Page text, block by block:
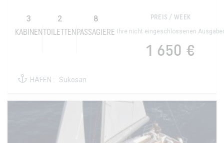
3
KABINEN
2
TOILETTEN
8
PASSAGIERE
PREIS / WEEK
Ihre nicht eingeschlossenen
1 650 €
HÄFEN : Sukosan